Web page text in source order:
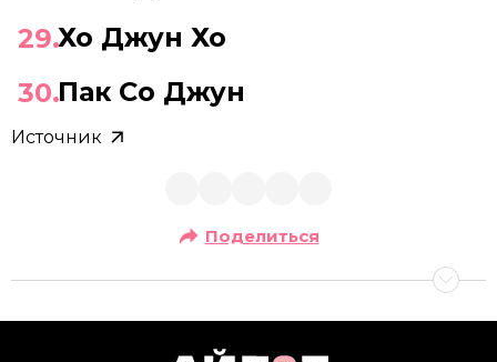
Хо Джун Хо
Пак Со Джун
Источник
Поделиться